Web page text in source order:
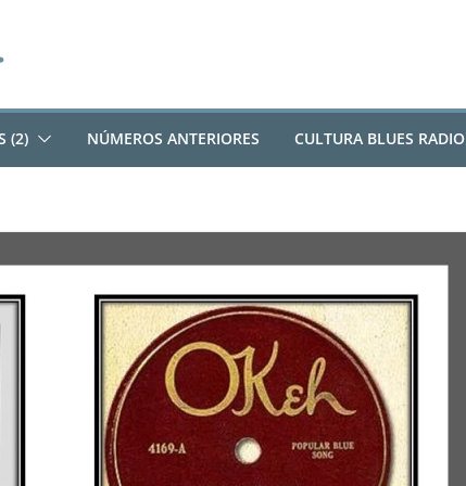
(2) NÚMEROS ANTERIORES CULTURA BLUES RADIO